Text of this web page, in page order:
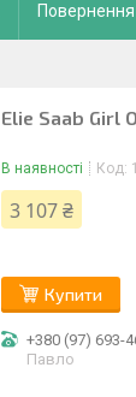
Повернення
Elie Saab Girl
В наявності Код:
3 107 ₴
Купити
+380 (97) 693-
Павло